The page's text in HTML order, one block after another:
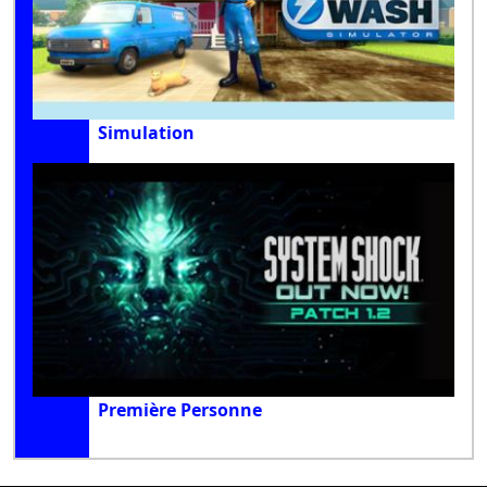
Simulation
Première Personne